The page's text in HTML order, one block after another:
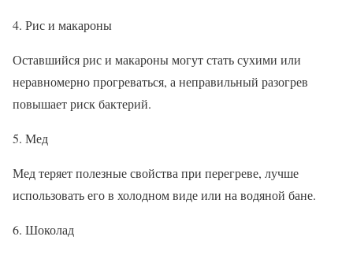
4. Рис и макароны
Оставшийся рис и макароны могут стать сухими или
неравномерно прогреваться, а неправильный разогрев
повышает риск бактерий.
5. Мед
Мед теряет полезные свойства при перегреве, лучше
использовать его в холодном виде или на водяной бане.
6. Шоколад